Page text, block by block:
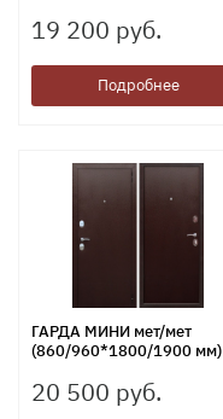
19 200 руб.
Подробнее
ГАРДА МИНИ мет/мет
(860/960*1800/1900 мм)
20 500 руб.